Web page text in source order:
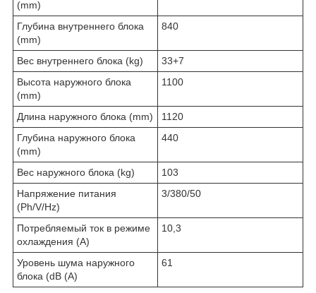
(mm)
Глубина внутреннего блока
(mm)
840
Вес внутреннего блока (kg)
33+7
Высота наружного блока
(mm)
1100
Длина наружного блока (mm)
1120
Глубина наружного блока
(mm)
440
Вес наружного блока (kg)
103
Напряжение питания
(Ph/V/Hz)
3/380/50
Потребляемый ток в режиме
охлаждения (A)
10,3
Уровень шума наружного
блока (dB (A)
61